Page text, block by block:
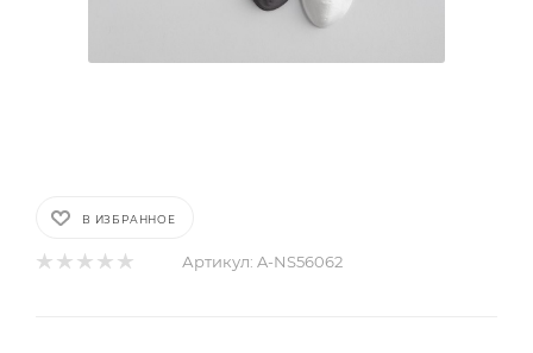
В ИЗБРАННОЕ
Артикул: A-NS56062